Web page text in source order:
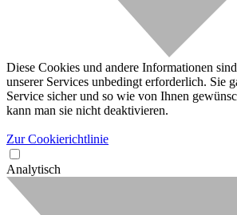
Diese Cookies und andere Informationen
unserer Services unbedingt erforderlich. Sie
Service sicher und so wie von Ihnen
kann man sie nicht deaktivieren.
Zur Cookierichtlinie
Analytisch